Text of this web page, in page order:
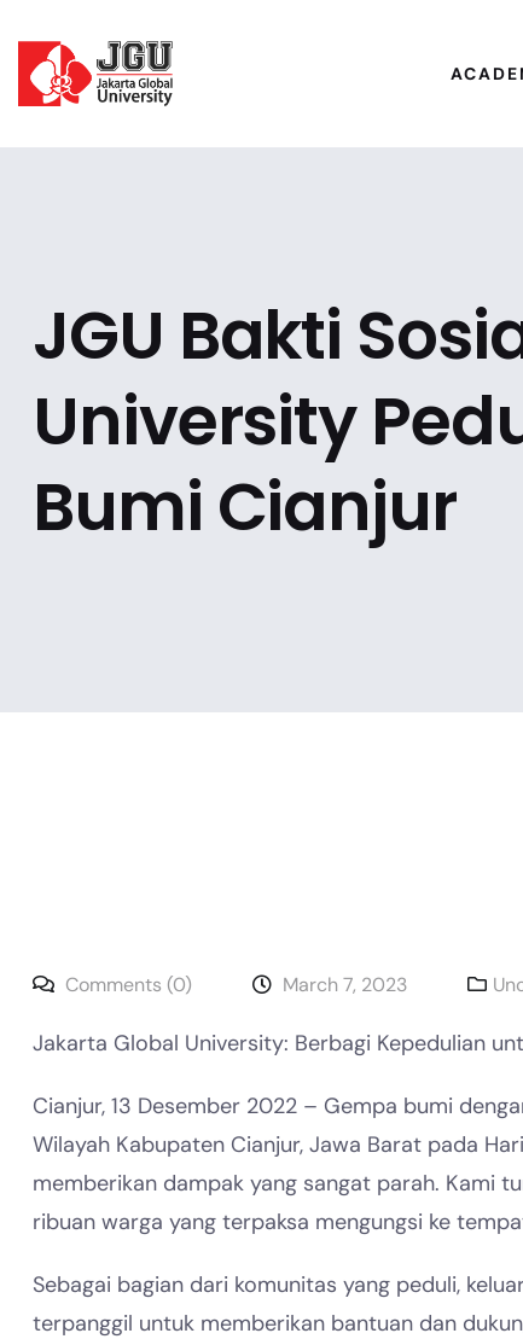
JGU Bakti
University
Bumi Cianjur
Comments (0) March 7, 2023
Jakarta Global University: Berbagi Kepedulian
Cianjur, 13 Desember 2022 – Gempa bumi
Wilayah Kabupaten Cianjur, Jawa Barat pada
memberikan dampak yang sangat parah. Kami
ribuan warga yang terpaksa mengungsi ke
Sebagai bagian dari komunitas yang peduli,
terpanggil untuk memberikan bantuan dan